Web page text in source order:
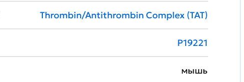
Thrombin/Antithrombin Complex (TAT)
P19221
мышь